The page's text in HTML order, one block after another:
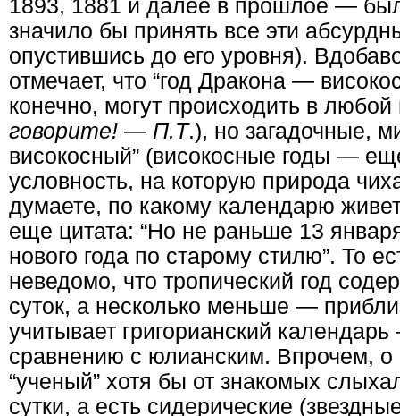
1893, 1881 и далее в прошлое —
значило бы принять все эти
опустившись до его уровня).
отмечает, что “год Дракона —
конечно, могут происходить в любой
говорите! — П.Т.), но загадочные,
високосный” (високосные годы —
условность, на которую природа
думаете, по какому календарю
еще цитата: “Но не раньше 13
нового года по старому стилю”. То
неведомо, что тропический год
суток, а несколько меньше —
учитывает григорианский
сравнению с юлианским. Впрочем,
“ученый” хотя бы от знакомых
сутки, а есть сидерические